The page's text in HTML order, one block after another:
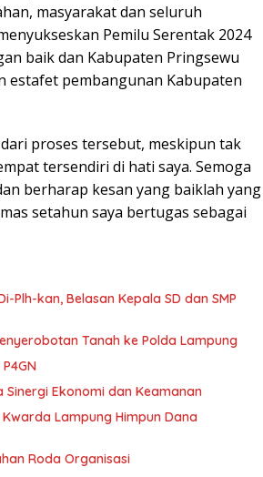
masyarakat dan seluruh
Pemilu Serentak 2024
baik dan Kabupaten Pringsewu
estafet pembangunan Kabupaten
proses tersebut, meskipun tak
tersendiri di hati saya. Semoga
berharap kesan yang baiklah yang
setahun saya bertugas sebagai
Plh-kan, Belasan Kepala SD dan SMP
Tanah ke Polda Lampung
Sinergi Ekonomi dan Keamanan
Lampung Himpun Dana
Roda Organisasi